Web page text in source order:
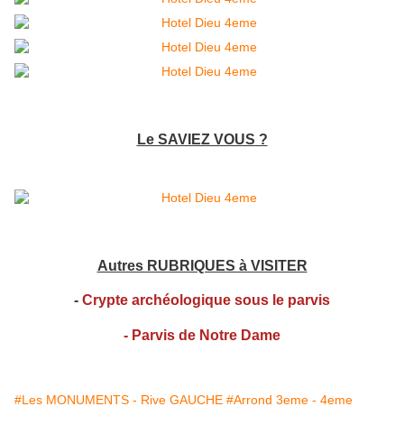
Le SAVIEZ VOUS ?
Autres RUBRIQUES à VISITER
- Crypte archéologique sous le parvis
- Parvis de Notre Dame
#Les MONUMENTS - Rive GAUCHE #Arrond 3eme - 4eme